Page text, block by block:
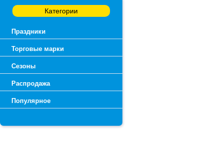
Категории
Праздники
Торговые марки
Сезоны
Распродажа
Популярное